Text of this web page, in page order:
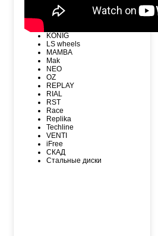
NOKIAN
NOKIAN NORDMAN
PACE
PIRELLI
PIRELLI Formula
ROADCRUZA
ROADKING
ROADMARCH
ROADSTONE
ROTALLA
SAILUN
SATOYA
SONIX
SUNFULL
TIGAR
TORERO
TORQUE
TOURADOR
FONDMETAL
K&K
KONIG
LS wheels
MAMBA
Mak
NEO
OZ
REPLAY
RIAL
RST
Race
Replika
Techline
VENTI
iFree
СКАД
Стальные диски